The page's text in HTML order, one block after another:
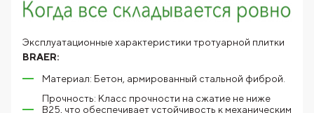
Эксплуатационные характеристики тротуарной плитки
BRAER:
Материал: Бетон, армированный стальной фиброй.
Прочность: Класс прочности на сжатие не ниже
В25, что обеспечивает устойчивость к механическим